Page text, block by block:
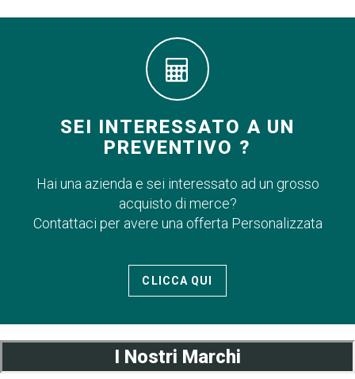
SEI INTERESSATO A UN
PREVENTIVO ?
Hai una azienda e sei interessato ad un grosso
acquisto di merce?
Contattaci per avere una offerta Personalizzata
CLICCA QUI
I Nostri Marchi